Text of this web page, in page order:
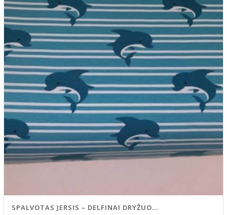
SPALVOTAS JERSIS – DELFINAI DRYŽUO...